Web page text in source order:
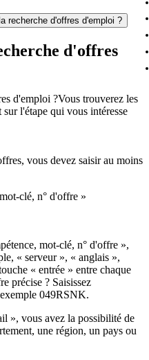
recherche d'offres d'emploi ?
d'offres
d'emploi ?Vous trouverez les
l'étape qui vous intéresse
vous devez saisir au moins
clé, n° d'offre »
mot-clé, n° d'offre »,
« serveur », « anglais »,
« entrée » entre chaque
précise ? Saisissez
049RSNK.
», vous avez la possibilité de
une région, un pays ou